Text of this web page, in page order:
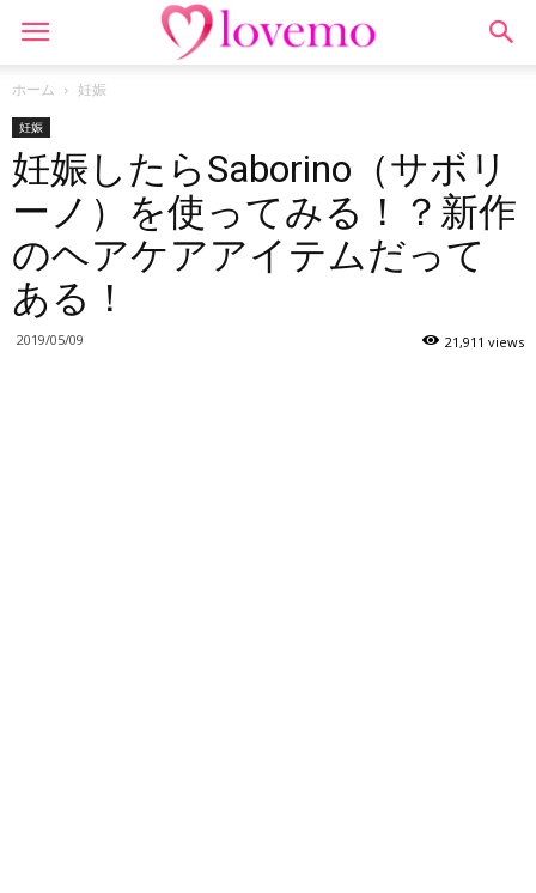
ホーム 妊娠
妊娠
妊娠したらSaborino（サボリ
ーノ）を使ってみる！？新作
のヘアケアアイテムだって
ある！
2019/05/09 21,911 views